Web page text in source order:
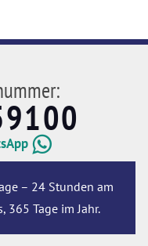
– 24 Stunden am
365 Tage im Jahr.